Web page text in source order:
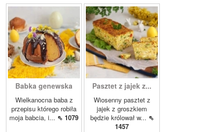
Babka genewska
Wielkanocna baba z
przepisu którego robiła
moja babcia, i... ⇖ 1079
Pasztet z jajek z...
Wiosenny pasztet z
jajek z groszkiem
będzie królował w... ⇖
1457